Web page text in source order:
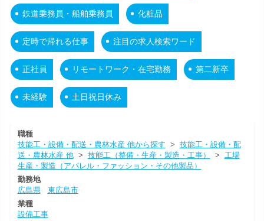
鉄道乗務員・船舶乗務員 化粧品
定時で帰れる仕事 注目の求人検索ワード
正社員 リモートワーク・在宅勤務 第二新卒
未経験 土日祝日休み
職種
技能工・設備・配送・農林水産 他から探す > 技能工・設備・配
送・農林水産 他> 技能工（整備・生産・製造・工事） > 工場
生産・製造（アパレル・ファッション・その他製品）
勤務地
広島県
東広島市
業種
設備工事